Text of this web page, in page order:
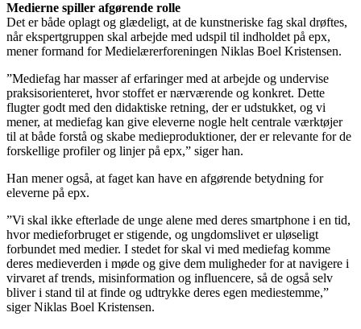
Medierne spiller afgørende rolle
Det er både oplagt og glædeligt, at de kunstneriske fag skal drøftes,
når ekspertgruppen skal arbejde med udspil til indholdet på epx,
mener formand for Medielærerforeningen Niklas Boel Kristensen.
”Mediefag har masser af erfaringer med at arbejde og undervise
praksisorienteret, hvor stoffet er nærværende og konkret. Dette
flugter godt med den didaktiske retning, der er udstukket, og vi
mener, at mediefag kan give eleverne nogle helt centrale værktøjer
til at både forstå og skabe medieproduktioner, der er relevante for de
forskellige profiler og linjer på epx,” siger han.
Han mener også, at faget kan have en afgørende betydning for
eleverne på epx.
”Vi skal ikke efterlade de unge alene med deres smartphone i en tid,
hvor medieforbruget er stigende, og ungdomslivet er uløseligt
forbundet med medier. I stedet for skal vi med mediefag komme
deres medieverden i møde og give dem muligheder for at navigere i
virvaret af trends, misinformation og influencere, så de også selv
bliver i stand til at finde og udtrykke deres egen mediestemme,”
siger Niklas Boel Kristensen.